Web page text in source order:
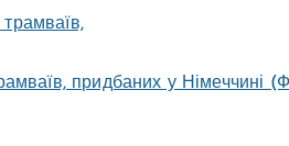
придбаних у Німеччині